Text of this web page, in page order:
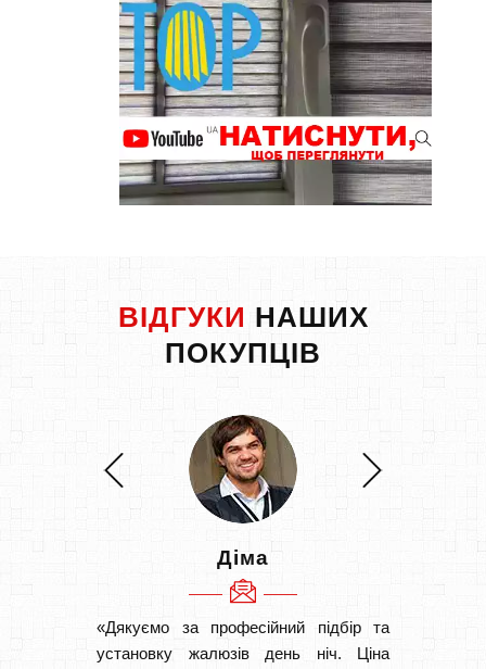
ВІДГУКИ НАШИХ
ПОКУПЦІВ
Діма
«Дякуємо за професійний підбір та
установку жалюзів день ніч. Ціна